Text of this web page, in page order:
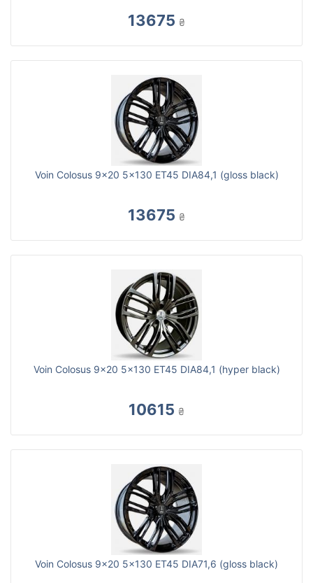
13675 ₴
Voin Colosus 9x20 5x130 ET45 DIA84,1 (gloss black)
13675 ₴
Voin Colosus 9x20 5x130 ET45 DIA84,1 (hyper black)
10615 ₴
Voin Colosus 9x20 5x130 ET45 DIA71,6 (gloss black)